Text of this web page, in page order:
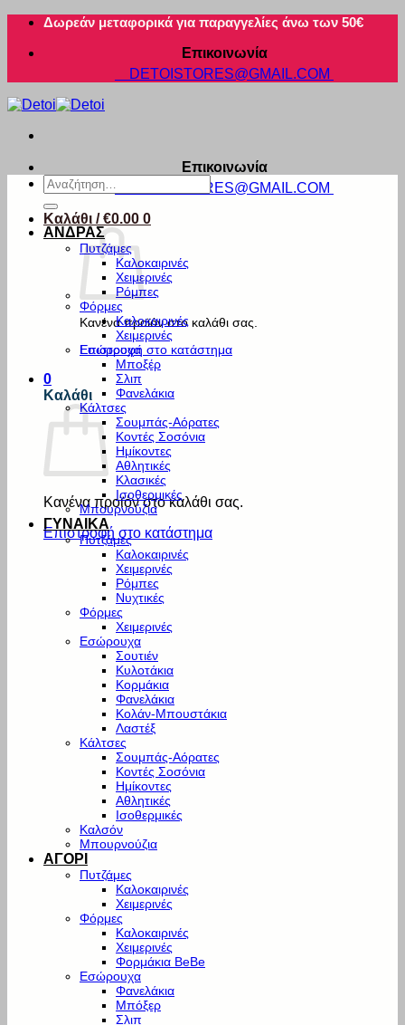
Μετάβαση
περιεχόμενο
Δωρεάν μεταφορικά για παραγγελίες άνω των 50€
Επικοινωνία
DETOISTORES@GMAIL.COM
Επικοινωνία
DETOISTORES@GMAIL.COM
Καλάθι /€0.00 0
Κανένα προϊόν στο καλάθι σας.
Επιστροφή στο κατάστημα
0
Καλάθι
Κανένα προϊόν στο καλάθι σας.
Επιστροφή στο κατάστημα
Αναζήτηση
για:
ΑΝΔΡΑΣ
Πυτζάμες
Καλοκαιρινές
Χειμερινές
Ρόμπες
Φόρμες
Καλοκαιρινές
Χειμερινές
Εσώρουχα
Μποξέρ
Σλιπ
Φανελάκια
Κάλτσες
Σουμπάς-Αόρατες
Κοντές Σοσόνια
Ημίκοντες
Αθλητικές
Κλασικές
Ισοθερμικές
Μπουρνούζια
ΓΥΝΑΙΚΑ
Πυτζάμες
Καλοκαιρινές
Χειμερινές
Ρόμπες
Νυχτικές
Φόρμες
Χειμερινές
Εσώρουχα
Σουτιέν
Κυλοτάκια
Κορμάκια
Φανελάκια
Κολάν-Μπουστάκια
Λαστέξ
Κάλτσες
Σουμπάς-Αόρατες
Κοντές Σοσόνια
Ημίκοντες
Αθλητικές
Ισοθερμικές
Καλσόν
Μπουρνούζια
ΑΓΟΡΙ
Πυτζάμες
Καλοκαιρινές
Χειμερινές
Φόρμες
Καλοκαιρινές
Χειμερινές
Φορμάκια BeBe
Εσώρουχα
Φανελάκια
Μπόξερ
Σλιπ